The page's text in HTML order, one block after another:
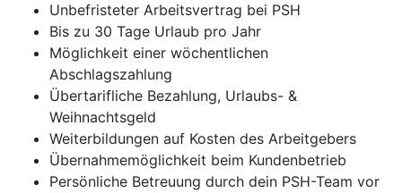
Unbefristeter Arbeitsvertrag bei PSH
Bis zu 30 Tage Urlaub pro Jahr
Möglichkeit einer wöchentlichen
Abschlagszahlung
Übertarifliche Bezahlung, Urlaubs- &
Weihnachtsgeld
Weiterbildungen auf Kosten des Arbeitgebers
Übernahmemöglichkeit beim Kundenbetrieb
Persönliche Betreuung durch dein PSH-Team vor